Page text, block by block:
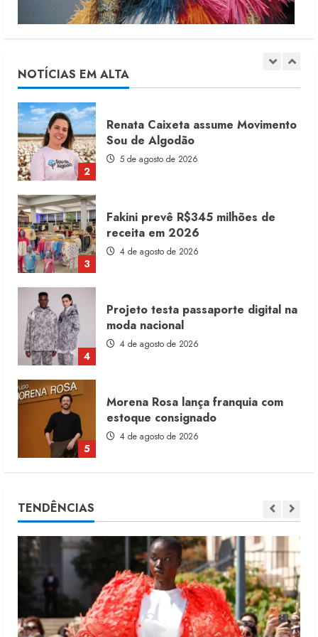
NOTÍCIAS EM ALTA
1
6 de agosto de 2026
2
Renata Caixeta assume Movimento
Sou de Algodão
5 de agosto de 2026
3
Fakini prevê R$345 milhões de
receita em 2026
4 de agosto de 2026
4
Projeto testa passaporte digital na
moda nacional
4 de agosto de 2026
5
Morena Rosa lança franquia com
estoque consignado
4 de agosto de 2026
1
2
Renata Caixeta assume Movimento
Sou de Algodão
5 de agosto de 2026
TENDÊNCIAS